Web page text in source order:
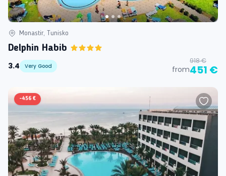
Monastir, Tunisko
Delphin Habib
3.4
Very Good from
918 €
451 €
-456 €